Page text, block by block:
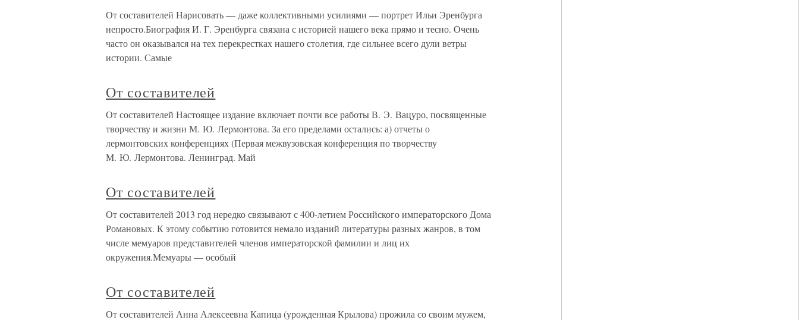
От составителей Нарисовать — даже коллективными усилиями — портрет Ильи Эренбурга
непросто.Биография И. Г. Эренбурга связана с историей нашего века прямо и тесно. Очень
часто он оказывался на тех перекрестках нашего столетия, где сильнее всего дули ветры
истории. Самые
От составителей
От составителей Настоящее издание включает почти все работы В. Э. Вацуро, посвященные
творчеству и жизни М. Ю. Лермонтова. За его пределами остались: а) отчеты о
лермонтовских конференциях (Первая межвузовская конференция по творчеству
М. Ю. Лермонтова. Ленинград. Май
От составителей
От составителей 2013 год нередко связывают с 400-летием Российского императорского Дома
Романовых. К этому событию готовится немало изданий литературы разных жанров, в том
числе мемуаров представителей членов императорской фамилии и лиц их
окружения.Мемуары — особый
От составителей
От составителей Анна Алексеевна Капица (урожденная Крылова) прожила со своим мужем,